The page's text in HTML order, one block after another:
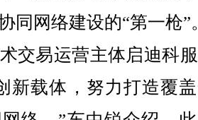
同网络建设的“第一枪”
交易运营主体启迪科
新载体，努力打造覆